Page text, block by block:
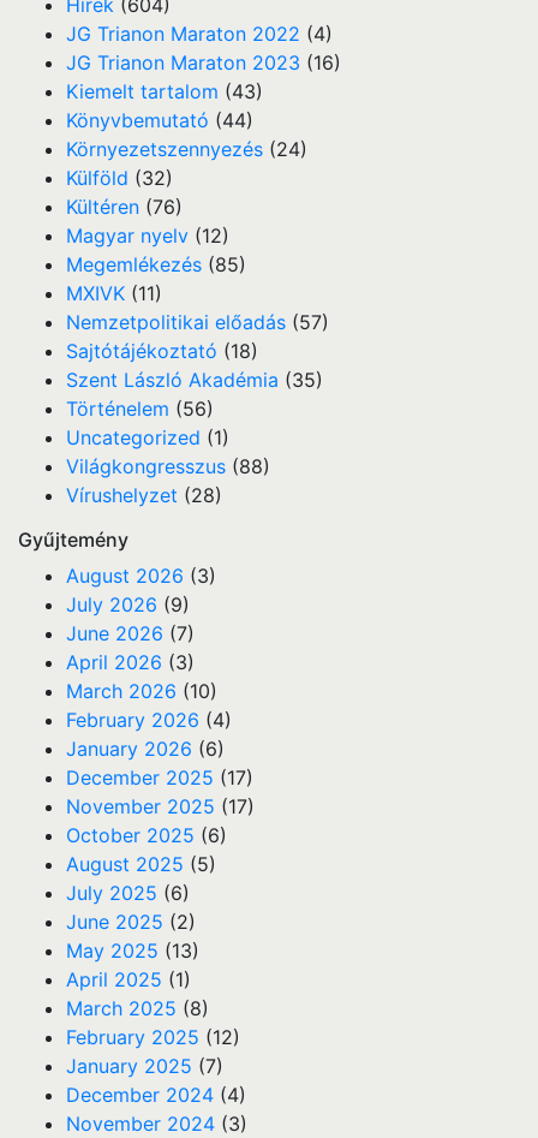
JG Trianon Maraton 2022 (4)
JG Trianon Maraton 2023 (16)
Kiemelt tartalom (43)
Könyvbemutató (44)
Környezetszennyezés (24)
Külföld (32)
Kültéren (76)
Magyar nyelv (12)
Megemlékezés (85)
MXIVK (11)
Nemzetpolitikai előadás (57)
Sajtótájékoztató (18)
Szent László Akadémia (35)
Történelem (56)
Uncategorized (1)
Világkongresszus (88)
Vírushelyzet (28)
Gyűjtemény
August 2026 (3)
July 2026 (9)
June 2026 (7)
April 2026 (3)
March 2026 (10)
February 2026 (4)
January 2026 (6)
December 2025 (17)
November 2025 (17)
October 2025 (6)
August 2025 (5)
July 2025 (6)
June 2025 (2)
May 2025 (13)
April 2025 (1)
March 2025 (8)
February 2025 (12)
January 2025 (7)
December 2024 (4)
November 2024 (3)